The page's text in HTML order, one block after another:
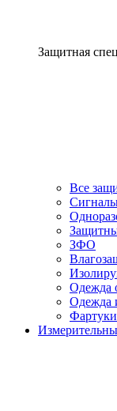
Защитная
Все
ЗФО
Одежда
Одежда